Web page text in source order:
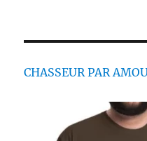
CHASSEUR PAR